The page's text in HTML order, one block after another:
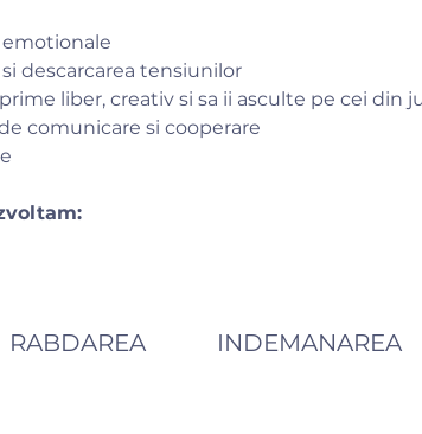
descarcarea tensiunilor
liber, creativ si sa ii asculte pe cei
comunicare si cooperare
RABDAREA INDEMANAREA